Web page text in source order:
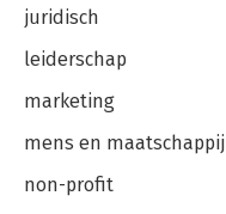
juridisch
leiderschap
marketing
mens en maatschappij
non-profit